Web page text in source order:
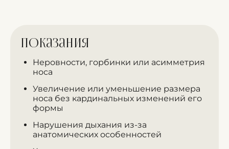
Показания
Неровности, горбинки или асимметрия
носа
Увеличение или уменьшение размера
носа без кардинальных изменений его
формы
Нарушения дыхания из-за
анатомических особенностей